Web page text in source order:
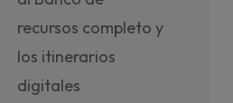
recursos completo y
los itinerarios
digitales